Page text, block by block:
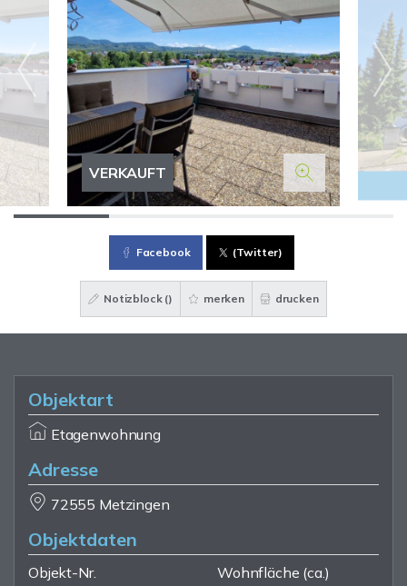
VERKAUFT
Facebook (Twitter)
Notizblock () merken drucken
Objektart
Etagenwohnung
Adresse
72555 Metzingen
Objektdaten
Objekt-Nr.
Wohnfläche (ca.)